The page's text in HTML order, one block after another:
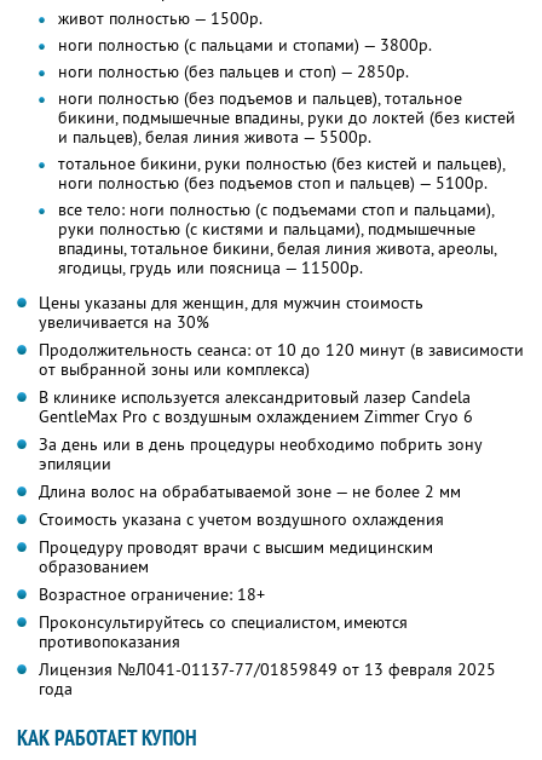
живот полностью — 1500р.
ноги полностью (с пальцами и стопами) — 3800р.
ноги полностью (без пальцев и стоп) — 2850р.
ноги полностью (без подъемов и пальцев), тотальное
бикини, подмышечные впадины, руки до локтей (без кистей
и пальцев), белая линия живота — 5500р.
тотальное бикини, руки полностью (без кистей и пальцев),
ноги полностью (без подъемов стоп и пальцев) — 5100р.
все тело: ноги полностью (с подъемами стоп и пальцами),
руки полностью (с кистями и пальцами), подмышечные
впадины, тотальное бикини, белая линия живота, ареолы,
ягодицы, грудь или поясница — 11500р.
Цены указаны для женщин, для мужчин стоимость
увеличивается на 30%
Продолжительность сеанса: от 10 до 120 минут (в зависимости
от выбранной зоны или комплекса)
В клинике используется александритовый лазер Candela
GentleMax Pro с воздушным охлаждением Zimmer Cryo 6
За день или в день процедуры необходимо побрить зону
эпиляции
Длина волос на обрабатываемой зоне — не более 2 мм
Стоимость указана с учетом воздушного охлаждения
Процедуру проводят врачи с высшим медицинским
образованием
Возрастное ограничение: 18+
Проконсультируйтесь со специалистом, имеются
противопоказания
Лицензия №Л041-01137-77/01859849 от 13 февраля 2025
года
КАК РАБОТАЕТ КУПОН